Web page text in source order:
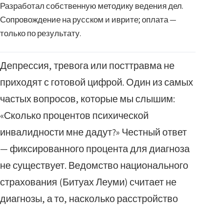
Разработал собственную методику ведения дел.
Сопровождение на русском и иврите; оплата —
только по результату.
Депрессия, тревога или посттравма не
приходят с готовой цифрой. Один из самых
частых вопросов, которые мы слышим:
«Сколько процентов психической
инвалидности мне дадут?» Честный ответ
— фиксированного процента для диагноза
не существует. Ведомство национального
страхования (Битуах Леуми) считает не
диагнозы, а то, насколько расстройство